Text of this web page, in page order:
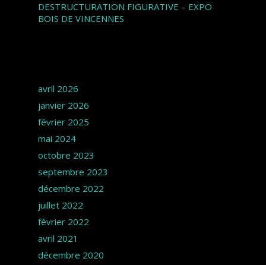
DESTRUCTURATION FIGURATIVE – EXPO
BOIS DE VINCENNES
avril 2026
janvier 2026
février 2025
mai 2024
octobre 2023
septembre 2023
décembre 2022
juillet 2022
février 2022
avril 2021
décembre 2020